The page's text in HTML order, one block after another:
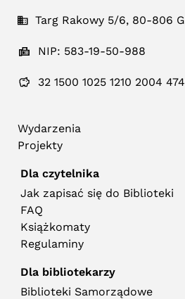
Targ Rakowy 5/6, 80-806
NIP: 583-19-50-988
32 1500 1025 1210 2004
Wydarzenia
Projekty
Dla czytelnika
Jak zapisać się do Biblioteki
FAQ
Książkomaty
Regulaminy
Dla bibliotekarzy
Biblioteki Samorządowe